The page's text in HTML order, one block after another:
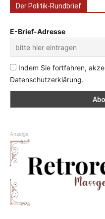
Der Politik-Rundbrief
E-Brief-Adresse
Indem Sie fortfahren,
Datenschutzerklärung.
Anzeige